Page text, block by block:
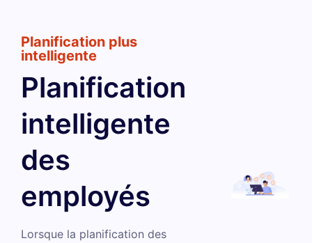
Planification plus
intelligente
Planification
intelligente
des
employés
Lorsque la planification des